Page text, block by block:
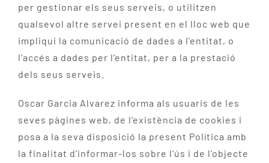
per gestionar els seus serveis, o utilitzen
qualsevol altre servei present en el lloc web que
impliqui la comunicació de dades a l’entitat, o
l’accés a dades per l’entitat, per a la prestació
dels seus serveis.
Oscar Garcia Alvarez informa als usuaris de les
seves pàgines web, de l’existència de cookies i
posa a la seva disposició la present Política amb
la finalitat d’informar-los sobre l’ús i de l’objecte